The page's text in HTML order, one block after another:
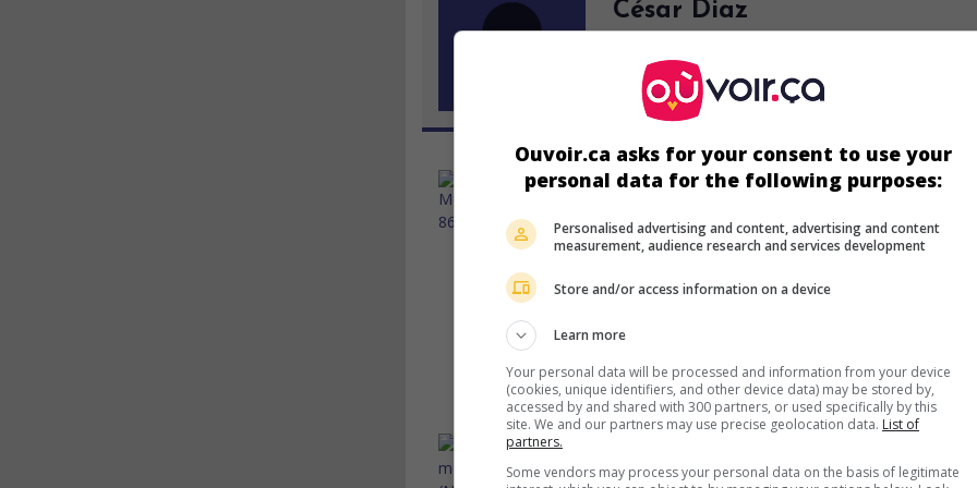
César Diaz
au cinéma sur mes écrans
Mexico 86
Fr. 2025. Drame politique
Labbe,Leonardo Ortizgris. Exilée à Mexico où elle poursuit ses
entre son militantisme et son rôle de mère.
Durée: 89 min.
au cinéma
Ouvoir.ca asks for your consent to use your
personal data for the following purposes:
Personalised advertising and content, advertising and content
measurement, audience research and services development
Store and/or access information on a device
Learn more
Your personal data will be processed and information from your device
(cookies, unique identifiers, and other device data) may be stored by,
accessed by and shared with 300 partners, or used specifically by this
site. We and our partners may use precise geolocation data. List of
partners.
Some vendors may process your personal data on the basis of legitimate